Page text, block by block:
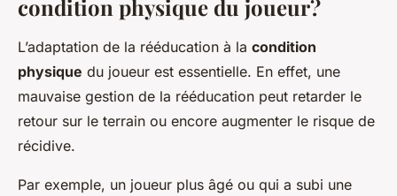
condition physique du joueur?
L’adaptation de la rééducation à la condition
physique du joueur est essentielle. En effet, une
mauvaise gestion de la rééducation peut retarder le
retour sur le terrain ou encore augmenter le risque de
récidive.
Par exemple, un joueur plus âgé ou qui a subi une